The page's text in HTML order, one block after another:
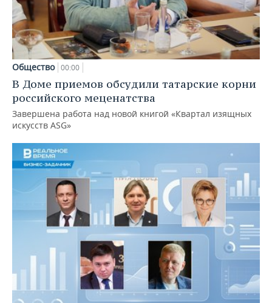
Общество 00:00
В Доме приемов обсудили татарские корни
российского меценатства
Завершена работа над новой книгой «Квартал изящных
искусств ASG»